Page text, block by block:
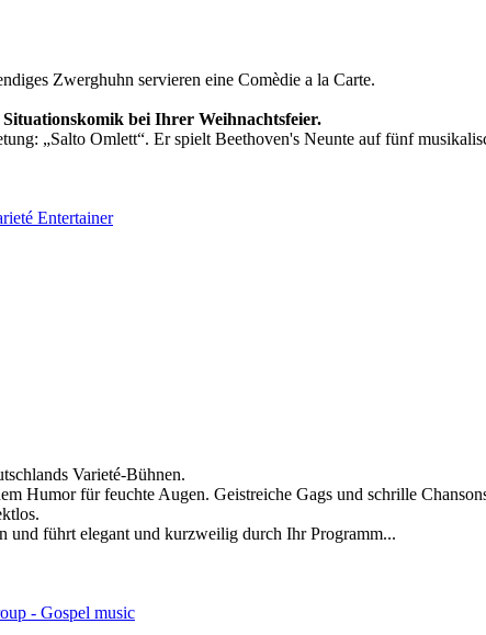
Zwerghuhn servieren eine Comèdie a la Carte.
bei Ihrer Weihnachtsfeier.
„Salto Omlett“. Er spielt Beethoven's Neunte auf fünf
Entertainer
Varieté-Bühnen.
Humor für feuchte Augen. Geistreiche Gags und schrille
und führt elegant und kurzweilig durch Ihr Programm...
- Gospel music